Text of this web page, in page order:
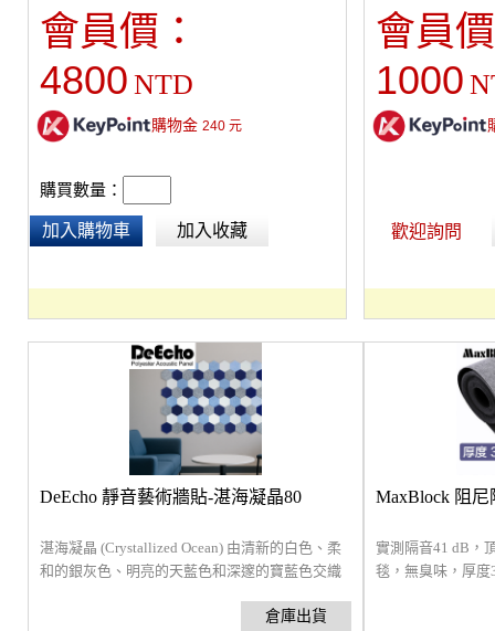
勾，可快速安裝於一般窗簾軌道。 ※可客製。
會員價：
4800 NTD
購物金 240元
購買數量：
加入購物車 加入收藏
門，把手在左為
會員
1000
歡迎詢問
DeEcho 靜音藝術牆貼-湛海凝晶80
湛海凝晶 (Crystallized Ocean) 由清新的白色、柔
和的銀灰色、明亮的天藍色和深邃的寶藍色交織
的視覺效果。傳達一種清澈、純粹而又富有深度
MaxBlock 阻尼
實測隔音41 dB，
毯，無臭味，厚度